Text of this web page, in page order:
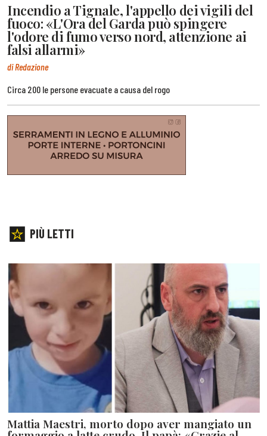
Incendio a Tignale, l'appello dei vigili del
fuoco: «L'Ora del Garda può spingere
l'odore di fumo verso nord, attenzione ai
falsi allarmi»
di Redazione
Circa 200 le persone evacuate a causa del rogo
PIÙ LETTI
Mattia Maestri, morto dopo aver mangiato un